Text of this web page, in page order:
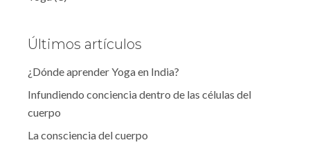
Últimos artículos
¿Dónde aprender Yoga en India?
Infundiendo conciencia dentro de las células del
cuerpo
La consciencia del cuerpo